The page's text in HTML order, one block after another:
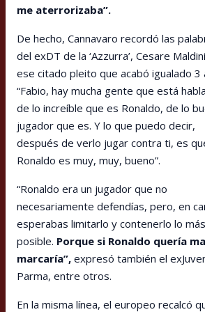
me aterrorizaba”.
De hecho, Cannavaro recordó las
del exDT de la ‘Azzurra’, Cesare
ese citado pleito que acabó igualado 3
“Fabio, hay mucha gente que está
de lo increíble que es Ronaldo, de lo
jugador que es. Y lo que puedo decir,
después de verlo jugar contra ti, es
Ronaldo es muy, muy, bueno”.
“Ronaldo era un jugador que no
necesariamente defendías, pero, en
esperabas limitarlo y contenerlo lo más
posible. Porque si Ronaldo quería
marcaría”, expresó también el
Parma, entre otros.
En la misma línea, el europeo recalcó